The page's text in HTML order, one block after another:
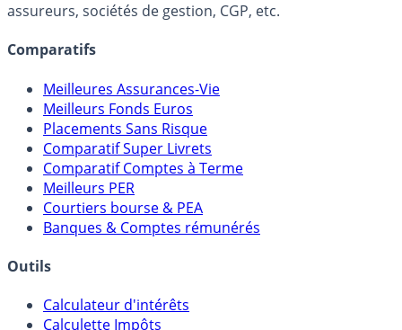
Online) est 100% indépendant, ne possède donc aucun
assureurs, sociétés de gestion, CGP, etc.
Comparatifs
Meilleures Assurances-Vie
Meilleurs Fonds Euros
Placements Sans Risque
Comparatif Super Livrets
Comparatif Comptes à Terme
Meilleurs PER
Courtiers bourse & PEA
Banques & Comptes rémunérés
Outils